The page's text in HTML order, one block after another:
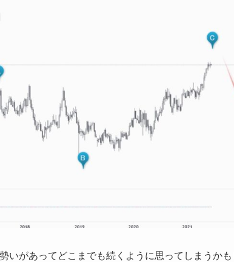
いがあってどこまでも続くように思ってしまうかも